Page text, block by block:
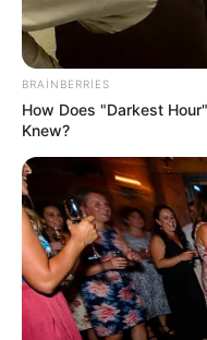
BRAINBERRIES
How Does "Darkest
Knew?